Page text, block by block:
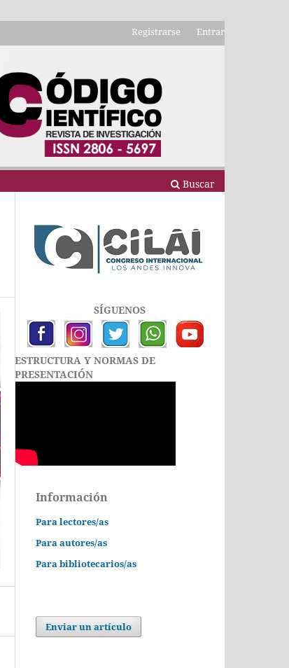
Buscar
Registrarse Entrar
SÍGUENOS
ESTRUCTURA Y NORMAS DE
PRESENTACIÓN
Información
Para lectores/as
Para autores/as
Para bibliotecarios/as
Enviar un artículo